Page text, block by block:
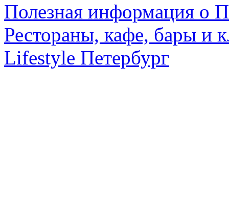
Полезная информация о
Рестораны, кафе, бары и
Lifestyle Петербург